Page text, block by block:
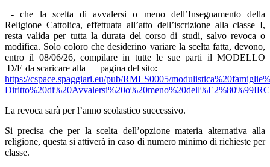
- che la scelta di avvalersi o meno dell’Insegnamento della
Religione Cattolica, effettuata all’atto dell’iscrizione alla classe I,
resta valida per tutta la durata del corso di studi, salvo revoca o
modifica. Solo coloro che desiderino variare la scelta fatta, devono,
entro il 08/06/26, compilare in tutte le sue parti il MODELLO
D/E da scaricare alla pagina del sito:
https://cspace.spaggiari.eu/pub/RMLS0005/
La revoca sarà per l’anno scolastico successivo.
Si precisa che per la scelta dell’opzione materia alternativa alla
religione, questa si attiverà in caso di numero minimo di richieste per
classe.